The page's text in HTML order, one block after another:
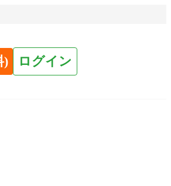
) ログイン